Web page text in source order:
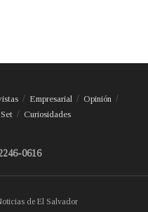
Empresarial
Opinión
Curiosidades
0616
de El Salvador